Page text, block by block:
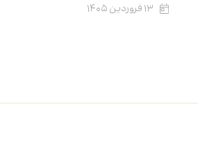
۱۳ فروردین ۱۴۰۵